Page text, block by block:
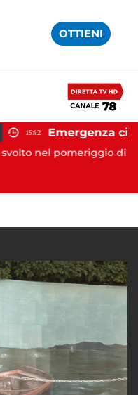
OTTIENI
pomeriggio di ieri,